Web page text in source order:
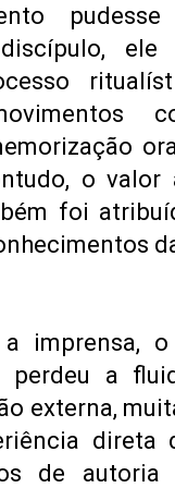
pudesse
ele
o
foi
imprensa, o
perdeu a
externa,
de autoria